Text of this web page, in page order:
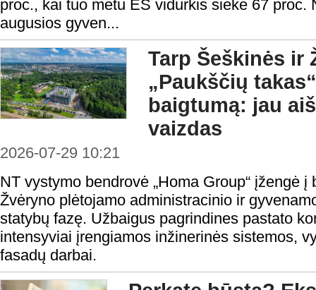
proc., kai tuo metu ES vidurkis siekė 67 proc.
augusios gyven...
Tarp Šeškinės ir
„Paukščių
baigtumą: jau
vaizdas
2026-07-29 10:21
NT vystymo bendrovė „Homa Group“ įžengė
Žvėryno plėtojamo administracinio ir
statybų fazę. Užbaigus pagrindines pastato
intensyviai įrengiamos inžinerinės sistemos,
fasadų darbai.